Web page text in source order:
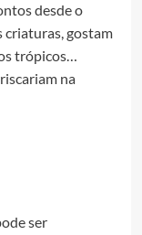
desde o
criaturas, gostam
trópicos…
na
ser